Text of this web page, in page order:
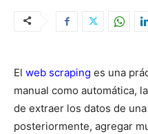
El web scraping es una
manual como automática,
de extraer los datos de
posteriormente, agregar